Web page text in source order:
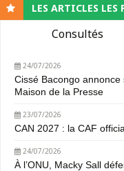
LES ARTICLES LES
Consultés
24/07/2026
Cissé Bacongo
Maison de la Presse
23/07/2026
CAN 2027 : la CAF
24/07/2026
À l’ONU, Macky Sall